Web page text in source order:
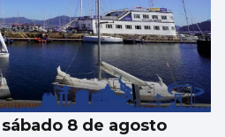
8 de agosto